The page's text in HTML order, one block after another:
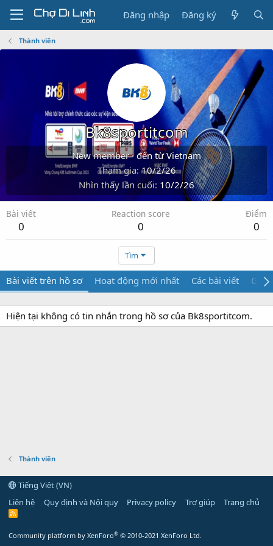
Đăng nhập Đăng ký
Thành viên
Bk8sportitcom
New member · đến từ Vietnam
Tham gia 10/2/26
Nhìn thấy lần cuối 10/2/26
Bài viết
0
Reaction score
0
Điểm
0
Tìm
Bài viết trên hồ sơ Hoạt động mới nhất Các bài viết Giới
Hiện tại không có tin nhắn trong hồ sơ của Bk8sportitcom.
Thành viên
Tiếng Việt (VN)
Liên hệ
Quy định và Nội quy Privacy policy Trợ giúp Trang chủ
R
Community platform by XenForo® © 2010-2021 XenForo Ltd.